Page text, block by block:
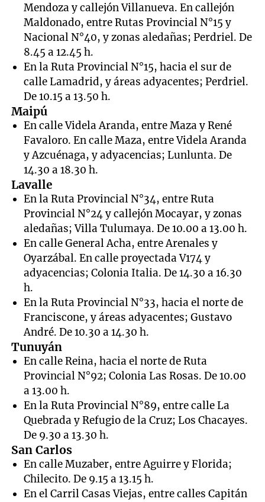
Mendoza y callejón Villanueva. En callejón
Maldonado, entre Rutas Provincial N°15 y
Nacional N°40, y zonas aledañas; Perdriel. De
8.45 a 12.45 h.
En la Ruta Provincial N°15, hacia el sur de
calle Lamadrid, y áreas adyacentes; Perdriel.
De 10.15 a 13.50 h.
Maipú
En calle Videla Aranda, entre Maza y René
Favaloro. En calle Maza, entre Videla Aranda
y Azcuénaga, y adyacencias; Lunlunta. De
14.30 a 18.30 h.
Lavalle
En la Ruta Provincial N°34, entre Ruta
Provincial N°24 y callejón Mocayar, y zonas
aledañas; Villa Tulumaya. De 10.00 a 13.00 h.
En calle General Acha, entre Arenales y
Oyarzábal. En calle proyectada V174 y
adyacencias; Colonia Italia. De 14.30 a 16.30
h.
En la Ruta Provincial N°33, hacia el norte de
Franciscone, y áreas adyacentes; Gustavo
André. De 10.30 a 14.30 h.
Tunuyán
En calle Reina, hacia el norte de Ruta
Provincial N°92; Colonia Las Rosas. De 10.00
a 13.00 h.
En la Ruta Provincial N°89, entre calle La
Quebrada y Refugio de la Cruz; Los Chacayes.
De 9.30 a 13.30 h.
San Carlos
En calle Muzaber, entre Aguirre y Florida;
Chilecito. De 9.15 a 13.15 h.
En el Carril Casas Viejas, entre calles Capitán